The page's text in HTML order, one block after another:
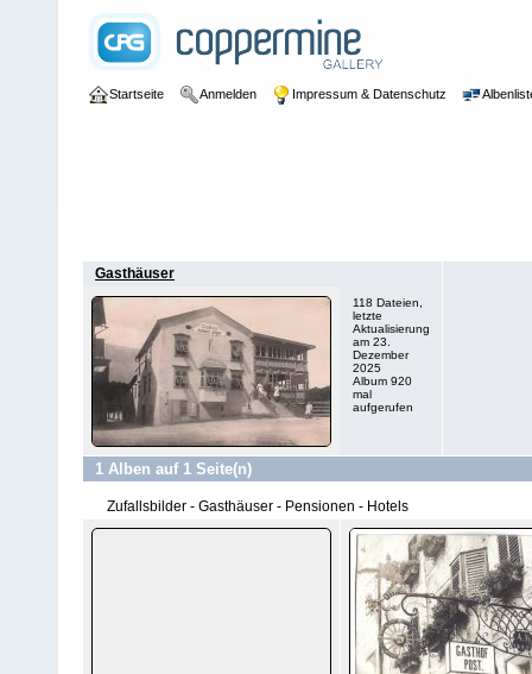
Startseite Anmelden Impressum & Datenschutz
Gasthäuser
118 Dateien,
letzte
Aktualisierung
am 23.
Dezember
2025
Album 920
mal
aufgerufen
1 Alben auf 1 Seite(n)
Zufallsbilder - Gasthäuser - Pensionen - Hotels